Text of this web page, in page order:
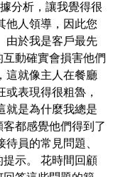
分析，讓我覺得很
他人領導，因此您
由於我是客戶最先
動確實會損害他們
這就像主人在餐廳
表現得很粗魯，
就是為什麼我總是
都感覺他們得到了
員的常見問題、
示。 花時間回顧